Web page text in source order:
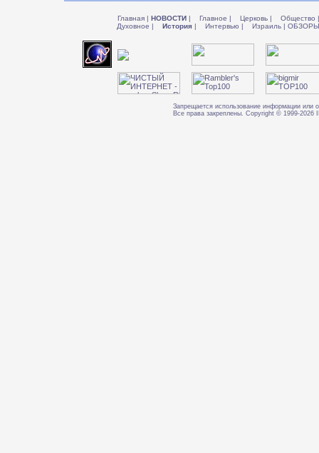
Главная | НОВОСТИ | Главное | Церковь | Общество |
Духовное | История | Интервью | Израиль |
Запрещается использование информации или
Все права закреплены. Copyright © 1999-